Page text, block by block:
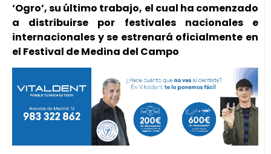
‘Ogro’, su último trabajo, el cual ha comenzado
a distribuirse por festivales nacionales e
internacionales y se estrenará oficialmente en
el Festival de Medina del Campo